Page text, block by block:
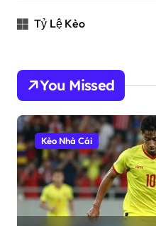
Tỷ Lệ Kèo
You Missed
Kèo Nhà Cái